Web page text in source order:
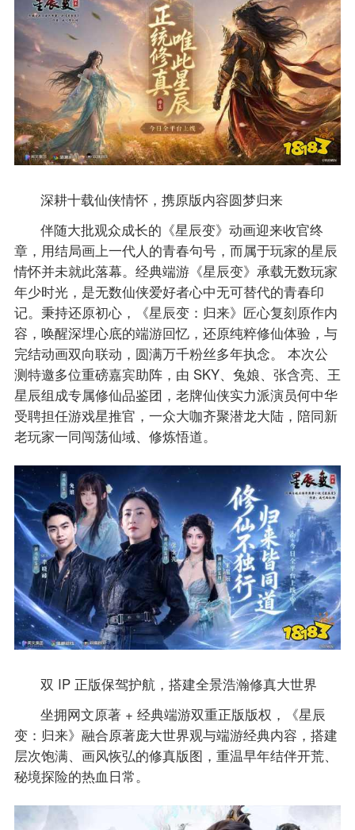
深耕十载仙侠情怀，携原版内容圆梦归来
伴随大批观众成长的《星辰变》动画迎来收官终
章，用结局画上一代人的青春句号，而属于玩家的星辰
情怀并未就此落幕。经典端游《星辰变》承载无数玩家
年少时光，是无数仙侠爱好者心中无可替代的青春印
记。秉持还原初心，《星辰变：归来》匠心复刻原作内
容，唤醒深埋心底的端游回忆，还原纯粹修仙体验，与
完结动画双向联动，圆满万千粉丝多年执念。 本次公
测特邀多位重磅嘉宾助阵，由 SKY、兔娘、张含亮、王
星辰组成专属修仙品鉴团，老牌仙侠实力派演员何中华
受聘担任游戏星推官，一众大咖齐聚潜龙大陆，陪同新
老玩家一同闯荡仙域、修炼悟道。
双 IP 正版保驾护航，搭建全景浩瀚修真大世界
坐拥网文原著 + 经典端游双重正版版权，《星辰
变：归来》融合原著庞大世界观与端游经典内容，搭建
层次饱满、画风恢弘的修真版图，重温早年结伴开荒、
秘境探险的热血日常。